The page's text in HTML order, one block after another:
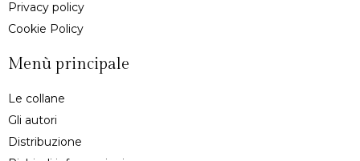
Privacy policy
Cookie Policy
Menù principale
Le collane
Gli autori
Distribuzione